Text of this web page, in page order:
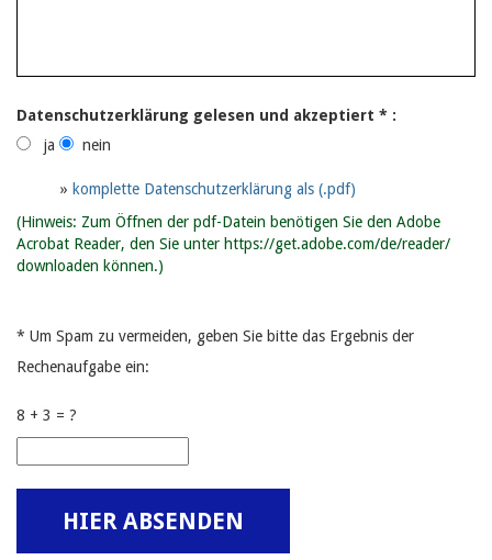
Datenschutzerklärung gelesen und akzeptiert * :
ja
nein
» komplette Datenschutzerklärung als (.pdf)
(Hinweis: Zum Öffnen der pdf-Datein benötigen Sie den Adobe
Acrobat Reader, den Sie unter https://get.adobe.com/de/reader/
downloaden können.)
* Um Spam zu vermeiden, geben Sie bitte das Ergebnis der
Rechenaufgabe ein:
8 + 3 = ?